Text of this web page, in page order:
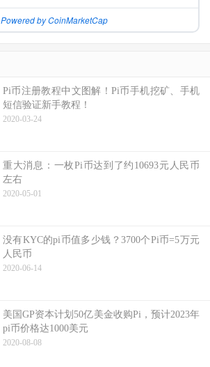
Powered by CoinMarketCap
Pi币注册教程中文图解！Pi币手机挖矿、手机
短信验证新手教程！
2020-03-24
重大消息：一枚Pi币达到了约10693元人民币
左右
2020-05-01
没有KYC的pi币值多少钱？3700个Pi币=5万元
人民币
2020-06-14
美国GP资本计划50亿美金收购Pi，预计2023年
pi币价格达1000美元
2020-08-08